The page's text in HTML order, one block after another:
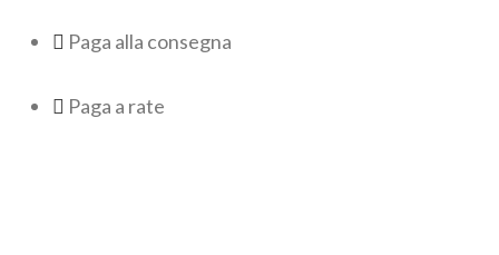
Paga alla consegna
Paga a rate